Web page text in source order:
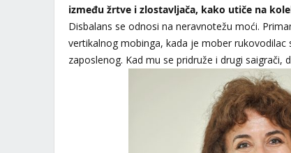
između žrtve i zlostavljača, kako utiče na
Disbalans se odnosi na neravnotežu moći.
vertikalnog mobinga, kada je mober
zaposlenog. Kad mu se pridruže i drugi saigrači,